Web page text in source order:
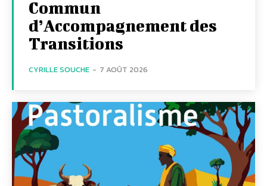
Commun
d’Accompagnement des
Transitions
CYRILLE SOUCHE - 7 AOÛT 2026